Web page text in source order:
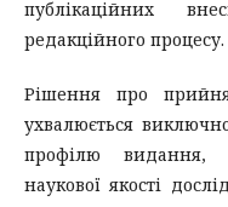
публікаційних
редакційного процесу.
Рішення про
ухвалюється
профілю видання,
наукової якості